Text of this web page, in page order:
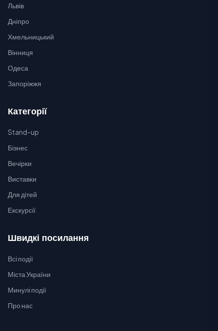
Львів
Дніпро
Хмельницький
Вінниця
Одеса
Запоріжжя
Категорії
Stand-up
Бізнес
Вечірки
Виставки
Для дітей
Екскурсії
Швидкі посилання
Всі події
Міста України
Минулі події
Про нас